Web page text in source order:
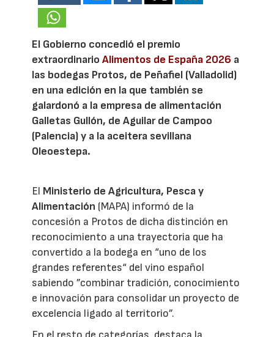
El Gobierno concedió el premio
extraordinarioAlimentos de España 2026 a
las bodegas Protos, de Peñafiel (Valladolid)
en una edición en la que también se
galardonó a la empresa de alimentación
Galletas Gullón, de Aguilar de Campoo
(Palencia) y a la aceitera sevillana
Oleoestepa.
El Ministerio de Agricultura, Pesca y
Alimentación (MAPA) informó de la
concesión a Protos de dicha distinción en
reconocimiento a una trayectoria que ha
convertido a la bodega en “uno de los
grandes referentes“ del vino español
sabiendo ”combinar tradición, conocimiento
e innovación para consolidar un proyecto de
excelencia ligado al territorio”.